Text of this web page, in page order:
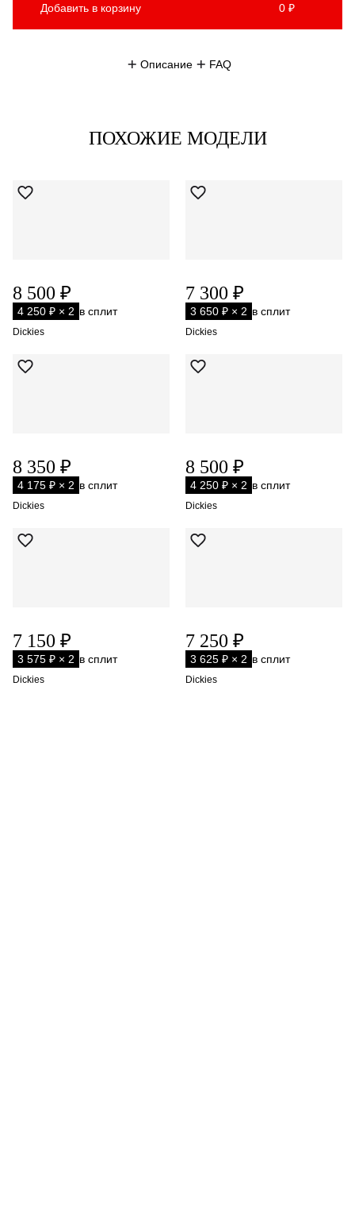
Добавить в корзину 0 ₽
Описание FAQ
ПОХОЖИЕ МОДЕЛИ
8 500 ₽
4 250 ₽ × 2 в сплит
Dickies
7 300 ₽
3 650 ₽ × 2 в сплит
Dickies
8 350 ₽
4 175 ₽ × 2 в сплит
Dickies
8 500 ₽
4 250 ₽ × 2 в сплит
Dickies
7 150 ₽
3 575 ₽ × 2 в сплит
Dickies
7 250 ₽
3 625 ₽ × 2 в сплит
Dickies